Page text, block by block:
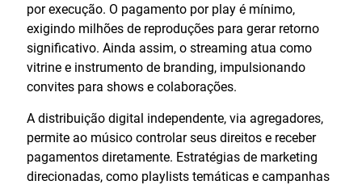
por execução. O pagamento por play é mínimo,
exigindo milhões de reproduções para gerar retorno
significativo. Ainda assim, o streaming atua como
vitrine e instrumento de branding, impulsionando
convites para shows e colaborações.
A distribuição digital independente, via agregadores,
permite ao músico controlar seus direitos e receber
pagamentos diretamente. Estratégias de marketing
direcionadas, como playlists temáticas e campanhas